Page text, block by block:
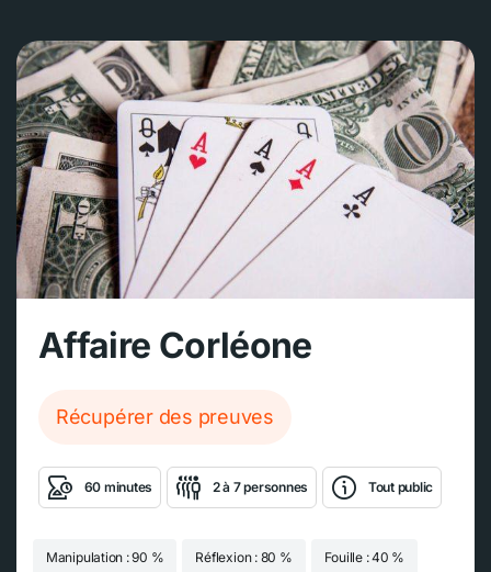
Affaire Corléone
Récupérer des preuves
60 minutes 2 à 7 personnes Tout public
Manipulation : 90 % Réflexion : 80 % Fouille : 40 %